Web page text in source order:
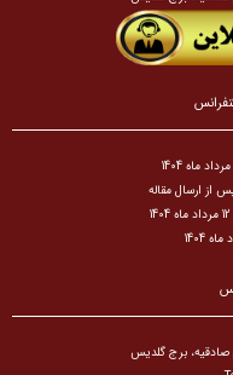
صادقیه، برج گلدیس